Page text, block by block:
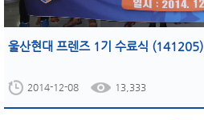
울산현대 프렌즈 1기 수료식 (141205)
2014-12-08 13,333